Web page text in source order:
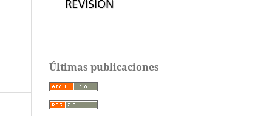
Últimas publicaciones